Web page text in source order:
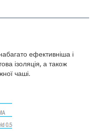
ефективніша і
ізоляція, а також
чаші.